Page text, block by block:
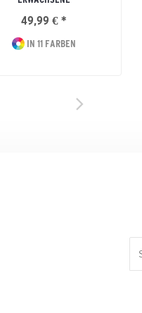
49,99 € *
IN 11 FARBEN